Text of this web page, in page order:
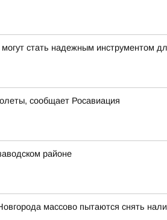
стать надежным инструментом
сообщает Росавиация
районе
массово пытаются снять